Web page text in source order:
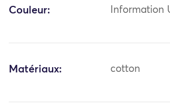
Couleur: Information
Matériaux: cotton